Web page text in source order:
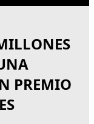
PREMIO